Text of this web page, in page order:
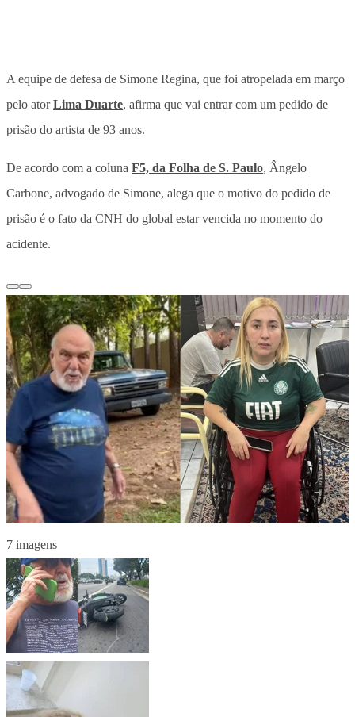
A equipe de defesa de Simone Regina, que foi atropelada em março
pelo atorLima Duarte, afirma que vai entrar com um pedido de
prisão do artista de 93 anos.
De acordo com a coluna F5, da Folha de S. Paulo, Ângelo
Carbone, advogado de Simone, alega que o motivo do pedido de
prisão é o fato da CNH do global estar vencida no momento do
acidente.
7 imagens